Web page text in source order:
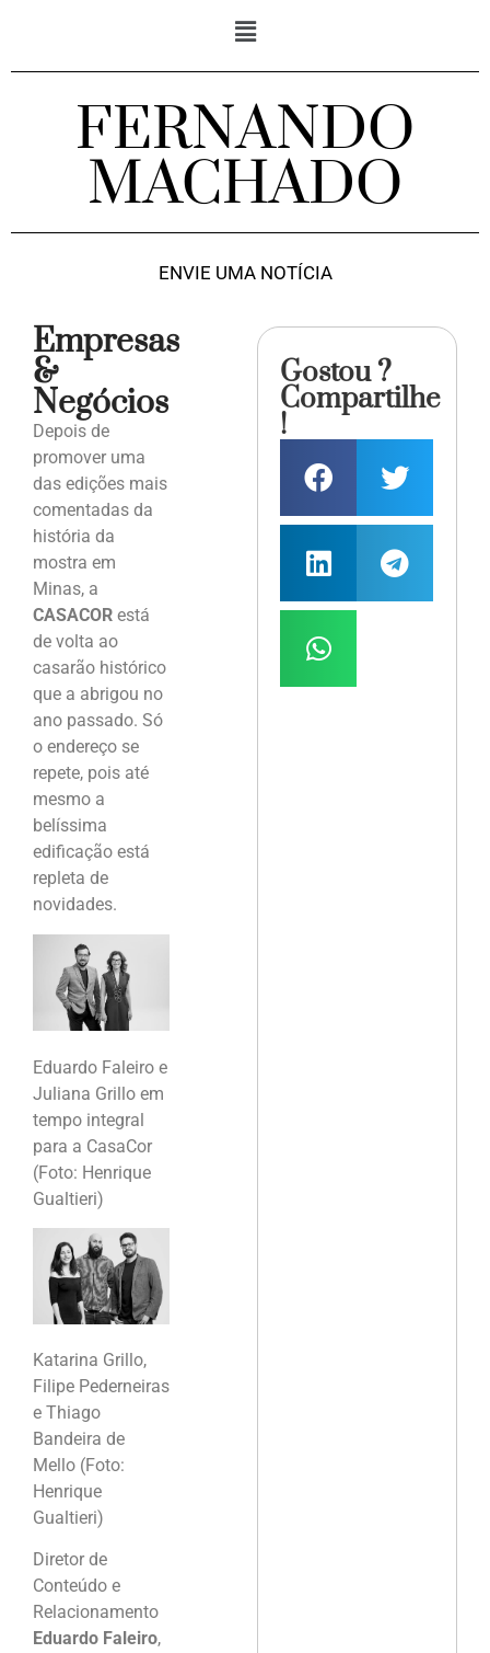
FERNANDO
MACHADO
ENVIE UMA NOTÍCIA
Empresas
&
Negócios
Depois de
promover uma
das edições mais
comentadas da
história da
mostra em
Minas, a
CASACOR está
de volta ao
casarão histórico
que a abrigou no
ano passado. Só
o endereço se
repete, pois até
mesmo a
belíssima
edificação está
repleta de
novidades.
Eduardo Faleiro e
Juliana Grillo em
tempo integral
para a CasaCor
(Foto: Henrique
Gualtieri)
Katarina Grillo,
Filipe Pederneiras
e Thiago
Bandeira de
Mello (Foto:
Henrique
Gualtieri)
Diretor de
Conteúdo e
Relacionamento
Eduardo Faleiro,
Gostou ?
Compartilhe
!